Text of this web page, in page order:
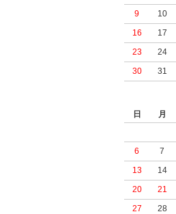
9
10
16
17
23
24
30
31
日
月
6
7
13
14
20
21
27
28